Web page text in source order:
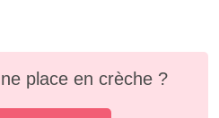
place en crèche ?